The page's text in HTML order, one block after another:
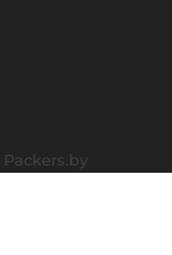
Packers.by